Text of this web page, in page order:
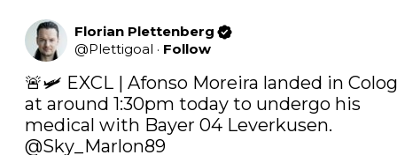
Florian Plettenberg
@Plettigoal · Follow
🚨🛩️ EXCL | Afonso Moreira landed in
at around 1:30pm today to undergo his
@Sky_Marlon89